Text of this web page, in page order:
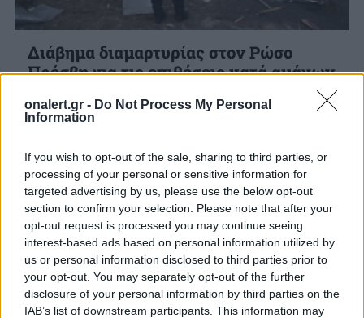
onalert.gr - Do Not Process My Personal
Information
If you wish to opt-out of the sale, sharing to third parties, or
processing of your personal or sensitive information for
targeted advertising by us, please use the below opt-out
section to confirm your selection. Please note that after your
opt-out request is processed you may continue seeing
interest-based ads based on personal information utilized by
us or personal information disclosed to third parties prior to
your opt-out. You may separately opt-out of the further
disclosure of your personal information by third parties on the
IAB’s list of downstream participants. This information may
Διάβημα διαμαρτυρίας στον Ρώσο
Πρέσβη για τις επιθέσεις κατά αμάχων
– Νέα θρασύτατη ανακοίνωση από την
Πρεσβεία
στρατιωτικές επιθέσεις στα χωριά Σαρτανά και
Μπουγά και καλεί τη...
27 ΦΕΒ. 2022, 13:51